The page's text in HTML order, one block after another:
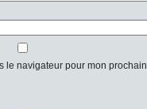
le navigateur pour mon